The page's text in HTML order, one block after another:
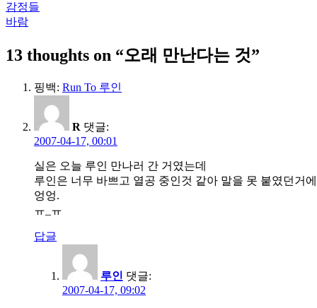
글
탐
색
감정들
바람
13 thoughts on “오래 만난다는 것”
핑백: Run To 루인
R 댓글:
2007-04-17, 00:01
실은 오늘 루인 만나러 간 거였는데
루인은 너무 바쁘고 열공 중인것 같아 말을 못 붙였던거
엉엉.
ㅠ_ㅠ
답글
루인 댓글:
2007-04-17, 09:02